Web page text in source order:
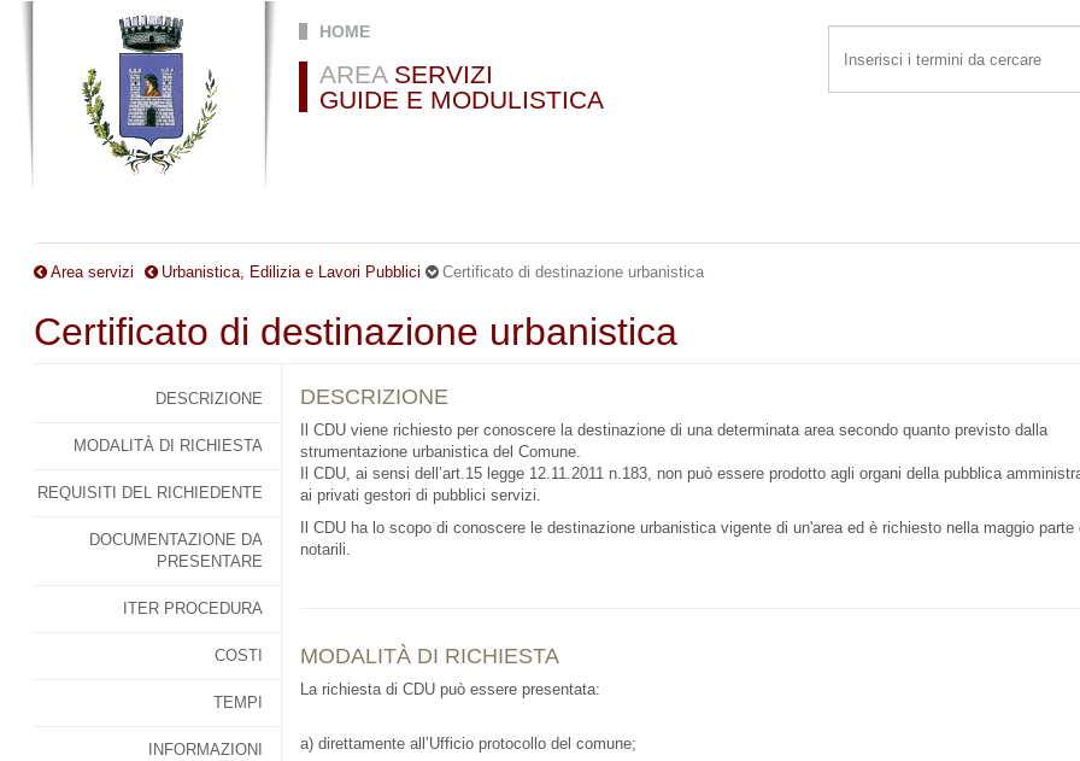
Salta al contenuto principale
HOME
AREASERVIZI
GUIDE E MODULISTICA
Area servizi Urbanistica, Edilizia e Lavori Pubblici Certificato di destinazione urbanistica
Certificato di destinazione urbanistica
DESCRIZIONE
MODALITÀ DI RICHIESTA
REQUISITI DEL RICHIEDENTE
DOCUMENTAZIONE DA
PRESENTARE
ITER PROCEDURA
COSTI
TEMPI
INFORMAZIONI
DESCRIZIONE
Il CDU viene richiesto per conoscere la destinazione di una determinata area secondo quanto previsto dalla
strumentazione urbanistica del Comune.
Il CDU, ai sensi dell’art.15 legge 12.11.2011 n.183, non può essere prodotto agli organi della pubblica
ai privati gestori di pubblici servizi.
Il CDU ha lo scopo di conoscere le destinazione urbanistica vigente di un'area ed è richiesto nella maggio parte
notarili.
MODALITÀ DI RICHIESTA
La richiesta di CDU può essere presentata:
a) direttamente all’Ufficio protocollo del comune;